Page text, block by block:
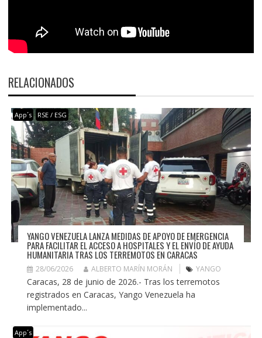
RELACIONADOS
App´s RSE / ESG
YANGO VENEZUELA LANZA MEDIDAS DE APOYO DE EMERGENCIA
PARA FACILITAR EL ACCESO A HOSPITALES Y EL ENVÍO DE AYUDA
HUMANITARIA TRAS LOS TERREMOTOS EN CARACAS
28/06/2026 ALBERTO MARÍN MORÁN YANGO
Caracas, 28 de junio de 2026.- Tras los terremotos
registrados en Caracas, Yango Venezuela ha
implementado...
App´s